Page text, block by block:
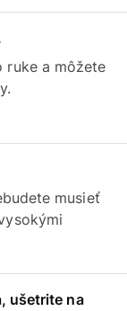
ruke a môžete
musieť
ušetrite na